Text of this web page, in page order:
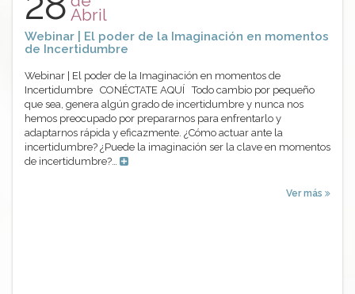
Abril
Webinar | El poder de la Imaginación en momentos
de Incertidumbre
Webinar | El poder de la Imaginación en momentos de
Incertidumbre CONÉCTATE AQUÍ Todo cambio por pequeño
que sea, genera algún grado de incertidumbre y nunca nos
hemos preocupado por prepararnos para enfrentarlo y
adaptarnos rápida y eficazmente. ¿Cómo actuar ante la
incertidumbre? ¿Puede la imaginación ser la clave en momentos
de incertidumbre?…
Ver más